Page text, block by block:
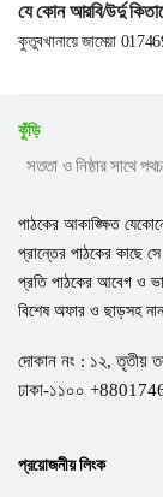
যে কোন আরবি/উর্দু
কুতুবখানায়ে জামেয়া
কুঁড়ি
সততা ও নিষ্ঠার সাথে
পাঠকের আকাঙ্ক্ষিত
প্রান্তের পাঠকের কাছে
প্রতি পাঠকের আবেগ ও
বিশেষ অফার ও ছাড়সহ
দোকান নং : ১২, তৃতীয়
ঢাকা-১১০০
প্রয়োজনীয় লিংক